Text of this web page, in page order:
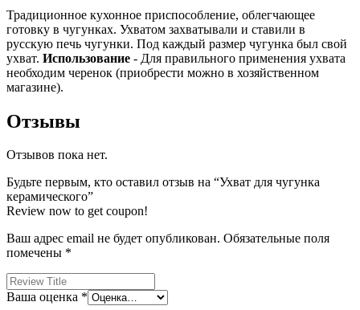
Традиционное кухонное приспособление, облегчающее
готовку в чугунках. Ухватом захватывали и ставили в
русскую печь чугунки. Под каждый размер чугунка был свой
ухват. Использование - Для правильного применения ухвата
необходим черенок (приобрести можно в хозяйственном
магазине).
Отзывы
Отзывов пока нет.
Будьте первым, кто оставил отзыв на “Ухват для чугунка
керамического”
Review now to get coupon!
Ваш адрес email не будет опубликован. Обязательные поля
помечены *
Ваша оценка *